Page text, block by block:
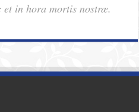
et in hora mortis nostræ.